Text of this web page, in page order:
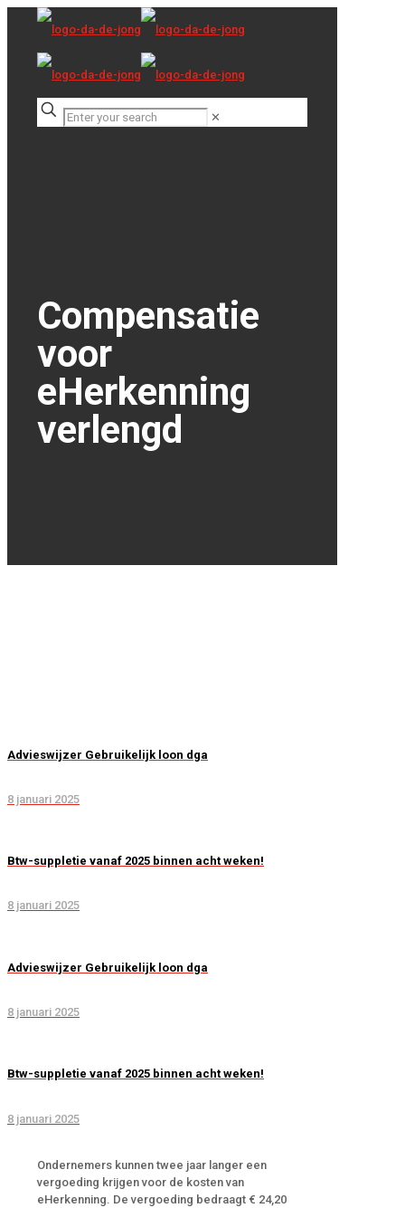
✕
Compensatie
voor
eHerkenning
verlengd
Advieswijzer Gebruikelijk loon dga
8 januari 2025
Btw-suppletie vanaf 2025 binnen acht weken!
8 januari 2025
Advieswijzer Gebruikelijk loon dga
8 januari 2025
Btw-suppletie vanaf 2025 binnen acht weken!
8 januari 2025
Ondernemers kunnen twee jaar langer een
vergoeding krijgen voor de kosten van
eHerkenning. De vergoeding bedraagt € 24,20